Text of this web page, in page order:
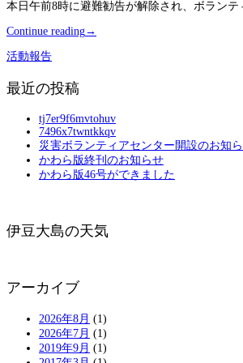
本日午前8時に避難勧告が解除され、ボラン
Continue reading→
活動報告
最近の投稿
tj7er9f6mvtohuv
7496x7twntkkqv
災害ボランティアセンター開設のお知
かわら版終刊のお知らせ
かわら版46号ができました
伊豆大島の天気
アーカイブ
2026年8月 (1)
2026年7月 (1)
2019年9月 (1)